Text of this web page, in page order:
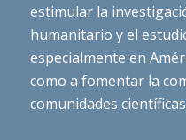
estimular la
humanitario y el
especialmente en
como a fomentar la
comunidades